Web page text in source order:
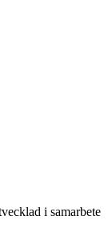
i samarbete